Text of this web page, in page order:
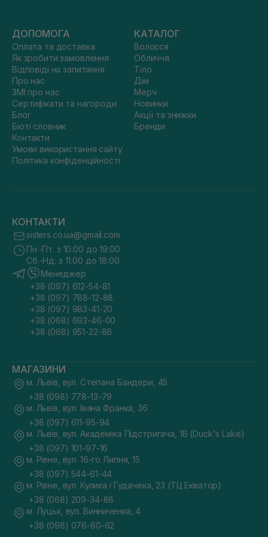
ДОПОМОГА
Оплата та доставка
Як зробити замовлення
Відповіді на запитання
Про нас
ЗМІ про нас
Сертифікати та нагороди
Блог
Бюті словник
Контакти
Умови використання сайту
Політика конфіденційності
КАТАЛОГ
Волосся
Обличчя
Тіло
Дім
Мерч
Новинки
Акції та знижки
Бренди
КОНТАКТИ
sisters.co.ua@gmail.com
Пн.-Пт. з 10:00 до 19:00
Сб.-Нд. з 11:00 до 18:00
Менеджер
+38 (097) 612-54-81
+38 (097) 788-12-88
+38 (097) 983-41-20
+38 (068) 693-46-00
+38 (068) 951-22-86
МАГАЗИНИ
м. Львів, вул. Степана Бандери, 45
+38 (098) 778-13-79
м. Львів, вул. Івана Франка, 36
+38 (097) 611-95-94
м. Львів, вул. Академіка Підстригача, 1В (Duck's Lake)
+38 (097) 101-97-16
м. Рівне, вул. 16-го Липня, 15
+38 (097) 544-61-44
м. Рівне, вул. Кулика і Гудачека, 23 (ТЦ Екватор)
+38 (068) 209-34-88
м. Луцьк, вул. Винниченка, 4
+38 (098) 076-60-62